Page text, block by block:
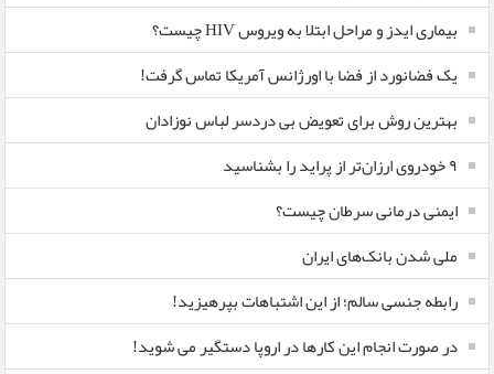
بیماری ایدز و مراحل ابتلا به ویروس HIV چیست؟
یک فضانورد از فضا با اورژانس آمریکا تماس گرفت!
بهترین روش برای تعویض بی دردسر لباس نوزادان
٩ خودروی ارزان‌تر از پراید را بشناسید
ایمنی درمانی سرطان چیست؟
ملی شدن بانک‌های ایران
رابطه جنسی سالم؛ از این اشتباهات بپرهیزید!
در صورت انجام این کارها در اروپا دستگیر می شوید!